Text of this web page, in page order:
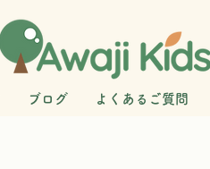
ブログ よくあるご質問